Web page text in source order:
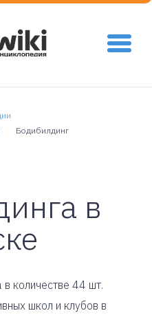
Бодибилдинг
в
количестве 44 шт.
школ и клубов в